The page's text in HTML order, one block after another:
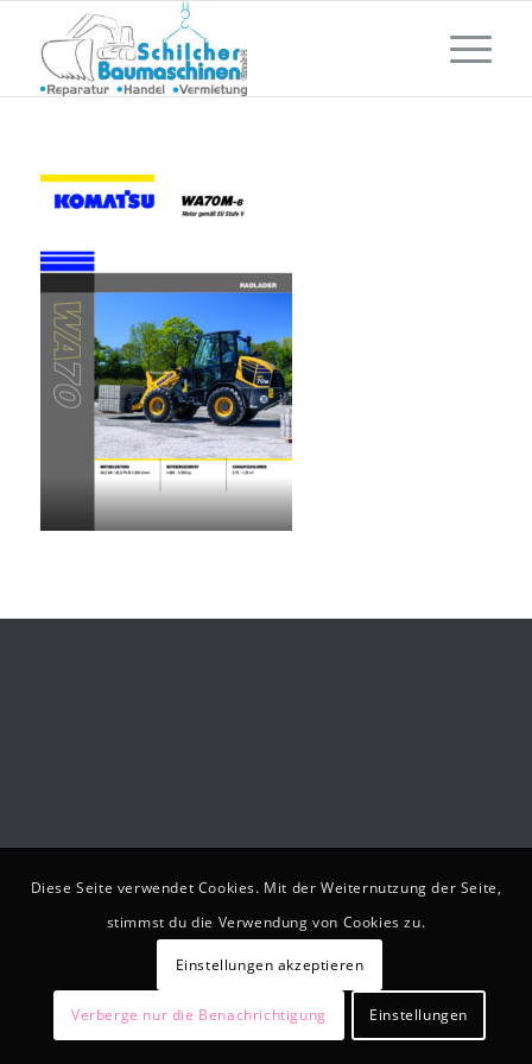
Diese Seite verwendet Cookies. Mit der Weiternutzung der Seite,
stimmst du die Verwendung von Cookies zu.
Einstellungen akzeptieren
Verberge nur die Benachrichtigung Einstellungen